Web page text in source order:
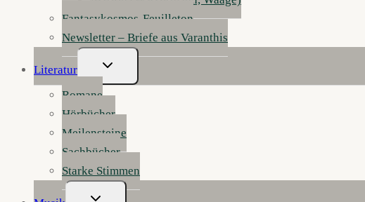
Fantasykosmos-Feuilleton
Newsletter – Briefe aus Varanthis
Literatur
Untermenü
Umschalten
Romane
Hörbücher
Meilensteine
Sachbücher
Starke Stimmen
Untermenü